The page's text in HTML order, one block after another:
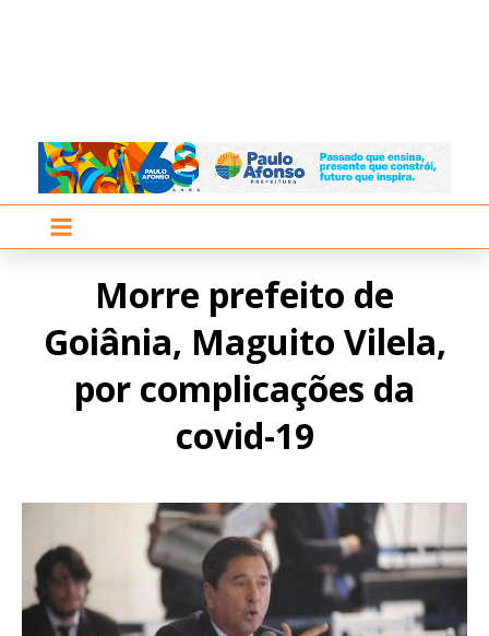
Morre prefeito de
Goiânia, Maguito Vilela,
por complicações da
covid-19